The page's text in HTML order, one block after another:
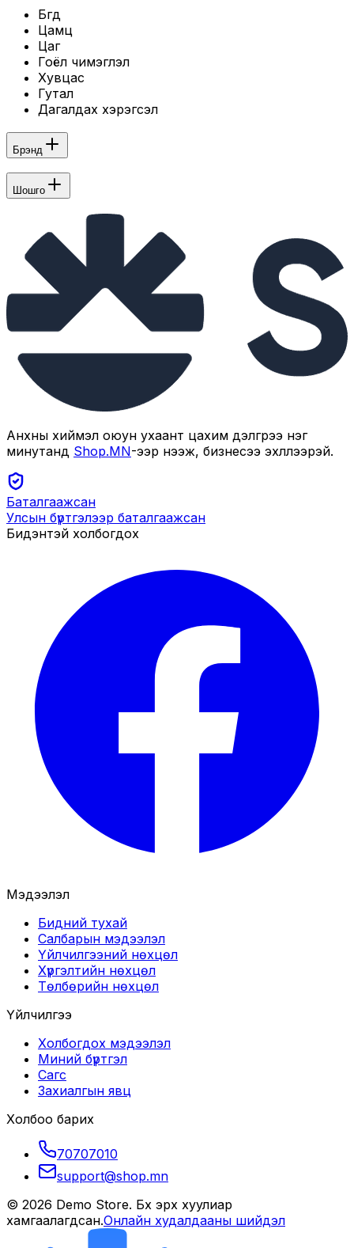
Бүгд
Цамц
Цаг
Гоёл чимэглэл
Хувцас
Гутал
Дагалдах хэрэгсэл
Брэнд
Шошго
Анхны хиймэл оюун ухаант цахим дэлгүүрээ нэг
минутанд Shop.MN-ээр нээж, бизнесээ эхлүүлээрэй.
Баталгаажсан
Улсын бүртгэлээр баталгаажсан
Бидэнтэй холбогдох
Мэдээлэл
Бидний тухай
Салбарын мэдээлэл
Үйлчилгээний нөхцөл
Хүргэлтийн нөхцөл
Төлбөрийн нөхцөл
Үйлчилгээ
Холбогдох мэдээлэл
Миний бүртгэл
Сагс
Захиалгын явц
Холбоо барих
70707010
support@shop.mn
© 2026 Demo Store. Бүх эрх хуулиар
хамгаалагдсан.Онлайн худалдааны шийдэл